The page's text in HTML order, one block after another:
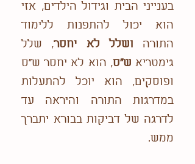
בענייני הבית וגידול הילדים, אזי
הוא יכול להתפנות ללימוד
התורה ושלל לא יחסר, שלל
גימטריא ש"ס, הוא לא יחסר ש"ס
ופוסקים, הוא יוכל להתעלות
במדרגות התורה והיראה עד
לדרגה של דביקות בבורא יתברך
ממש.